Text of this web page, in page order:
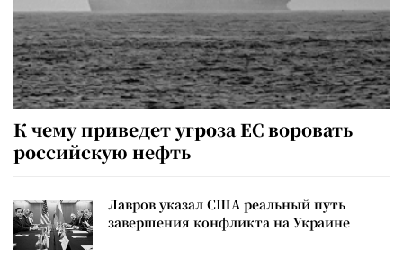
К чему приведет угроза ЕС воровать
российскую нефть
Лавров указал США реальный путь
завершения конфликта на Украине